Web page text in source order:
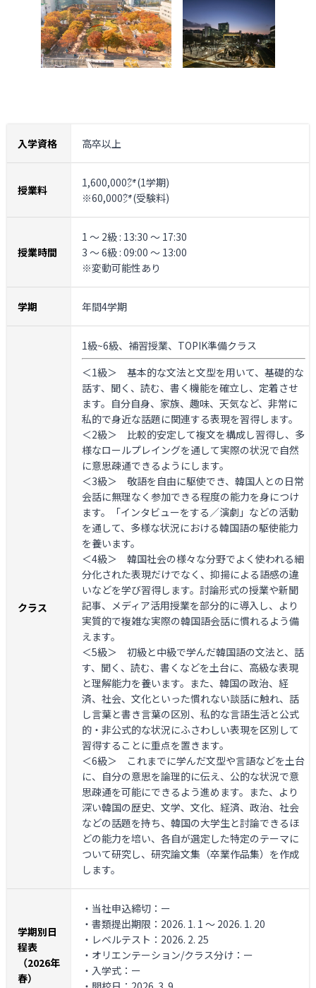
入学資格 高卒以上
授業料
1,600,000㌆(1学期)
※60,000㌆(受験料)
授業時間
1 ～ 2級 : 13:30 ～ 17:30
3 ～ 6級 : 09:00 ～ 13:00
※変動可能性あり
学期 年間4学期
クラス
1級~6級、補習授業、TOPIK準備クラス
＜1級＞ 基本的な文法と文型を用いて、基礎的な
話す、聞く、読む、書く機能を確立し、定着させ
ます。自分自身、家族、趣味、天気など、非常に
私的で身近な話題に関連する表現を習得します。
＜2級＞ 比較的安定して複文を構成し習得し、多
様なロールプレイングを通して実際の状況で自然
に意思疎通できるようにします。
＜3級＞ 敬語を自由に駆使でき、韓国人との日常
会話に無理なく参加できる程度の能力を身につけ
ます。「インタビューをする／演劇」などの活動
を通して、多様な状況における韓国語の駆使能力
を養います。
＜4級＞ 韓国社会の様々な分野でよく使われる細
分化された表現だけでなく、抑揚による語感の違
いなどを学び習得します。討論形式の授業や新聞
記事、メディア活用授業を部分的に導入し、より
実質的で複雑な実際の韓国語会話に慣れるよう備
えます。
＜5級＞ 初級と中級で学んだ韓国語の文法と、話
す、聞く、読む、書くなどを土台に、高級な表現
と理解能力を養います。また、韓国の政治、経
済、社会、文化といった慣れない談話に触れ、話
し言葉と書き言葉の区別、私的な言語生活と公式
的・非公式的な状況にふさわしい表現を区別して
習得することに重点を置きます。
＜6級＞ これまでに学んだ文型や言語などを土台
に、自分の意思を論理的に伝え、公的な状況で意
思疎通を可能にできるよう進めます。また、より
深い韓国の歴史、文学、文化、経済、政治、社会
などの話題を持ち、韓国の大学生と討論できるほ
どの能力を培い、各自が選定した特定のテーマに
ついて研究し、研究論文集（卒業作品集）を作成
します。
学期別日
程表
（2026年
春）
・当社申込締切：ー
・書類提出期限：2026. 1. 1 ～ 2026. 1. 20
・レベルテスト：2026. 2. 25
・オリエンテーション/クラス分け：ー
・入学式：ー